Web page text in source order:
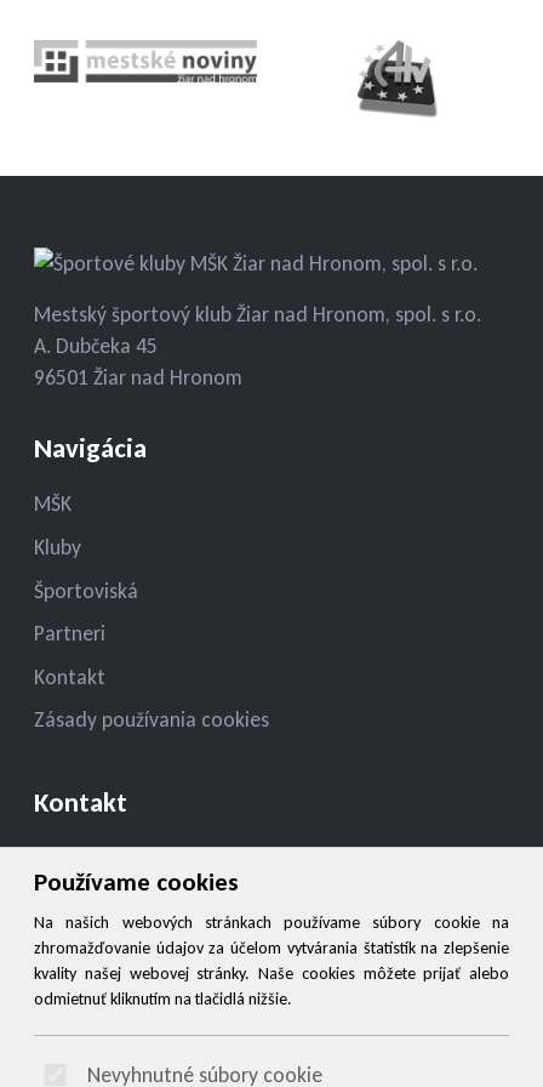
Používame cookies
Na našich webových stránkach používame súbory cookie na
zhromažďovanie údajov za účelom vytvárania štatistík na zlepšenie
kvality našej webovej stránky. Naše cookies môžete prijať alebo
odmietnuť kliknutím na tlačidlá nižšie.
Nevyhnutné súbory cookie
Mestský športový klub Žiar nad Hronom, spol. s r.o.
A. Dubčeka 45
96501 Žiar nad Hronom
Navigácia
MŠK
Kluby
Športoviská
Partneri
Kontakt
Zásady používania cookies
Kontakt
Social
Facebook